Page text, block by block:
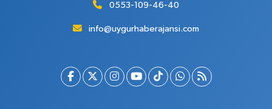
0553-109-46-40
info@uygurhaberajansi.com